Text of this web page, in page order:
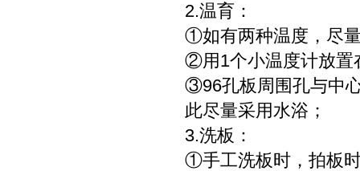
2.温育：
①如有两种温度，尽
②用1个小温度计放置
③96孔板周围孔与中
此尽量采用水浴；
3.洗板：
①手工洗板时，拍板